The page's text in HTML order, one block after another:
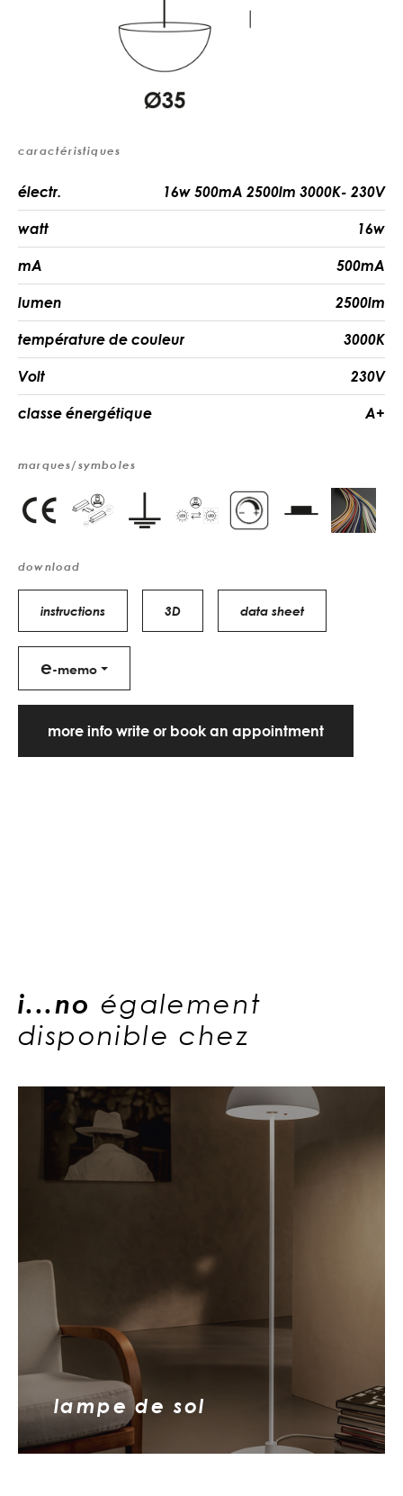
caractéristiques
électr. 16w 500mA 2500lm 3000K- 230V
watt 16w
mA 500mA
lumen 2500lm
température de couleur 3000K
Volt 230V
classe énergétique A+
marques/symboles
download
instructions 3D data sheet
e-memo
more info write or book an appointment
i...no également
disponible chez
lampe de sol